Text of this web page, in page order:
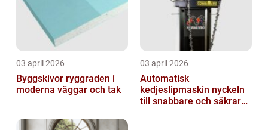
03 april 2026
Byggskivor ryggraden i
moderna väggar och tak
03 april 2026
Automatisk
kedjeslipmaskin nyckeln
till snabbare och säkrare